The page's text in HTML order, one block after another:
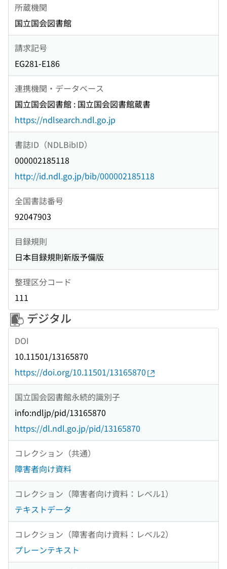
所蔵機関
国立国会図書館
請求記号
EG281-E186
連携機関・データベース
国立国会図書館 : 国立国会図書館蔵書
https://ndlsearch.ndl.go.jp
書誌ID（NDLBibID）
000002185118
http://id.ndl.go.jp/bib/000002185118
全国書誌番号
92047903
目録規則
日本目録規則新版予備版
整理区分コード
111
デジタル
DOI
10.11501/13165870
https://doi.org/10.11501/13165870
国立国会図書館永続的識別子
info:ndljp/pid/13165870
https://dl.ndl.go.jp/pid/13165870
コレクション（共通）
障害者向け資料
コレクション（障害者向け資料：レベル1）
テキストデータ
コレクション（障害者向け資料：レベル2）
プレーンテキスト